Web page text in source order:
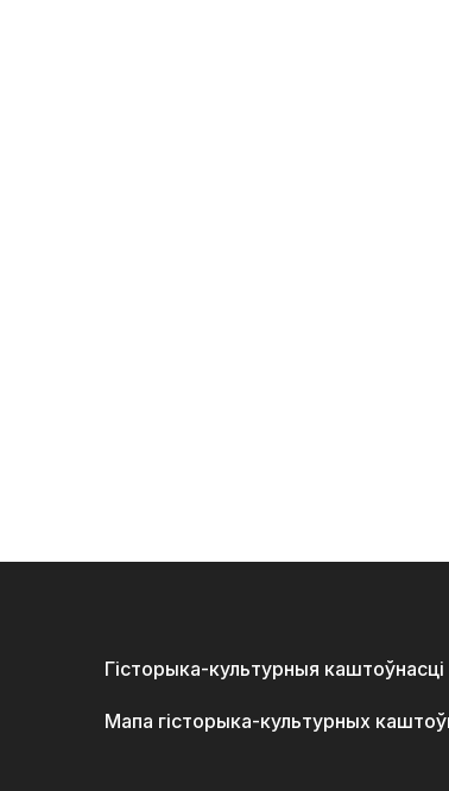
Гісторыка-культурныя каштоўнасці
Мапа гісторыка-культурных